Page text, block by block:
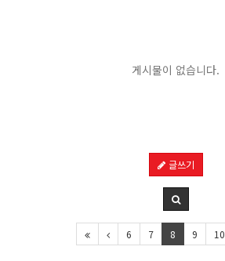
게시물이 없습니다.
글쓰기
6 7 8 9 10